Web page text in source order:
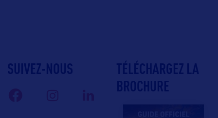
SUIVEZ-NOUS
TÉLÉCHARGEZ LA
BROCHURE